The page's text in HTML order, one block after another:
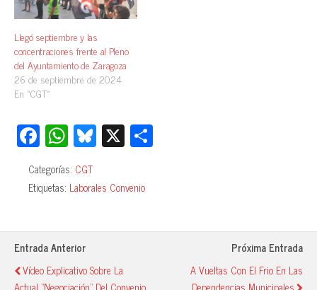
Llegó septiembre y las
concentraciones frente al Pleno
del Ayuntamiento de Zaragoza
26 de septiembre de 2024
En «CGT»
Fa
ce
bo
ok
W
ha
ts
A
pp
Bl
ue
sk
y
X
rti
Categorías: CGT
Etiquetas: Laborales Convenio
Entrada Anterior
Vídeo Explicativo Sobre La
Próxima Entrada
A Vueltas Con El Frio En Las